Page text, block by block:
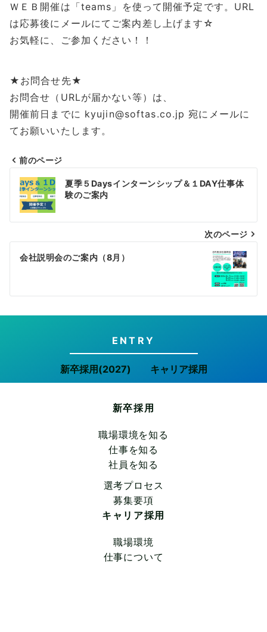
ＷＥＢ開催は「teams」を使って開催予定です。URL
は応募後にメールにてご案内差し上げます☆
お気軽に、ご参加ください！！
★お問合せ先★
お問合せ（URLが届かない等）は、
開催前日までに kyujin@softas.co.jp 宛にメールに
てお願いいたします。
投
稿
ナ
ビ
ゲ
シ
ョ
前のページ
夏季５Daysインターンシップ＆１DAY仕事体
験のご案内
次のページ
会社説明会のご案内（8月）
ENTRY
新卒採用(2027) キャリア採用
新卒採用
職場環境を知る
仕事を知る
社員を知る
選考プロセス
募集要項
キャリア採用
職場環境
仕事について